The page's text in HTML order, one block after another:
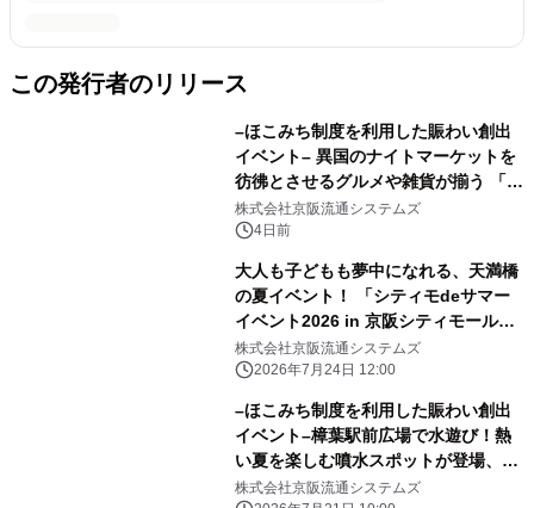
この発行者のリリース
–ほこみち制度を利用した賑わい創出
イベント– 異国のナイトマーケットを
彷彿とさせるグルメや雑貨が揃う 「く
ずは夜市 ヨイノクチ」を2026年も開
催します
株式会社京阪流通システムズ
4日前
大人も子どもも夢中になれる、天満橋
の夏イベント！ 「シティモdeサマー
イベント2026 in 京阪シティモール」
開催 2026年8月7日(金)には「エディ
オン」がリニューアルオープン！
株式会社京阪流通システムズ
2026年7月24日 12:00
–ほこみち制度を利用した賑わい創出
イベント–樟葉駅前広場で水遊び！熱
い夏を楽しむ噴水スポットが登場、参
加型の水合戦も開催します
株式会社京阪流通システムズ